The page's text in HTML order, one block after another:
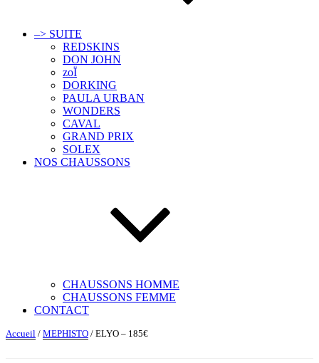
–> SUITE
REDSKINS
DON JOHN
zoÏ
DORKING
PAULA URBAN
WONDERS
CAVAL
GRAND PRIX
SOLEX
NOS CHAUSSONS
CHAUSSONS HOMME
CHAUSSONS FEMME
CONTACT
Accueil / MEPHISTO / ELYO – 185€